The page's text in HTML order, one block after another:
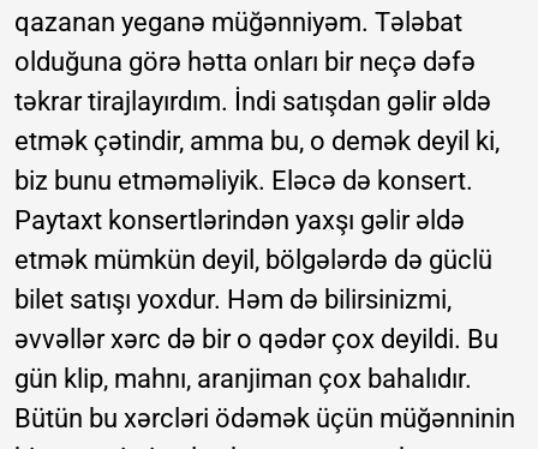
qazanan yeganə müğənniyəm. Tələbat
olduğuna görə hətta onları bir neçə dəfə
təkrar tirajlayırdım. İndi satışdan gəlir əldə
etmək çətindir, amma bu, o demək deyil ki,
biz bunu etməməliyik. Eləcə də konsert.
Paytaxt konsertlərindən yaxşı gəlir əldə
etmək mümkün deyil, bölgələrdə də güclü
bilet satışı yoxdur. Həm də bilirsinizmi,
əvvəllər xərc də bir o qədər çox deyildi. Bu
gün klip, mahnı, aranjiman çox bahalıdır.
Bütün bu xərcləri ödəmək üçün müğənninin